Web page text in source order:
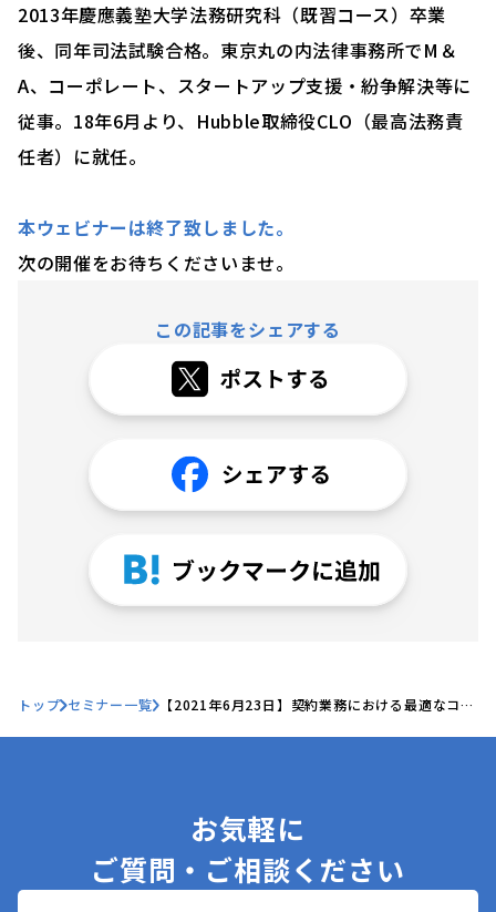
2013年慶應義塾⼤学法務研究科（既習コース）卒業
後、同年司法試験合格。東京丸の内法律事務所でM＆
A、コーポレート、スタートアップ支援・紛争解決等に
従事。18年6⽉より、Hubble取締役CLO（最高法務責
任者）に就任。
本ウェビナーは終了致しました。
次の開催をお待ちくださいませ。
この記事をシェアする
トップ セミナー一覧 【2021年6月23日】契約業務における最適なコミ
お気軽に
ご質問・ご相談ください